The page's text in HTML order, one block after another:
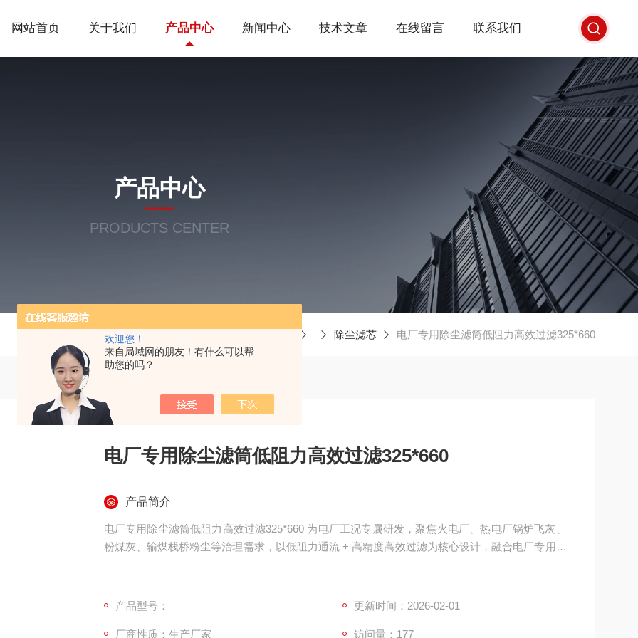
欢迎您！
来自局域网的朋友！有什么可以帮
助您的吗？
网站首页 关于我们 产品中心 新闻中心 技术文章 在线留言 联系我们
产品中心
PRODUCTS CENTER
除尘滤芯 电厂专用除尘滤筒低阻力高效过滤325*660
电厂专用除尘滤筒低阻力高效过滤325*660
产品简介
电厂专用除尘滤筒低阻力高效过滤325*660 为电厂工况专属研发，聚焦火电厂、热电厂锅炉飞灰、
粉煤灰、输煤栈桥粉尘等治理需求，以低阻力通流 + 高精度高效过滤为核心设计，融合电厂专用滤
产品型号：
更新时间：2026-02-01
厂商性质：生产厂家 访问量：177